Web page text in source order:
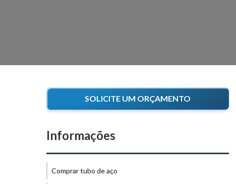
SOLICITE UM ORÇAMENTO
Informações
Comprar tubo de aço